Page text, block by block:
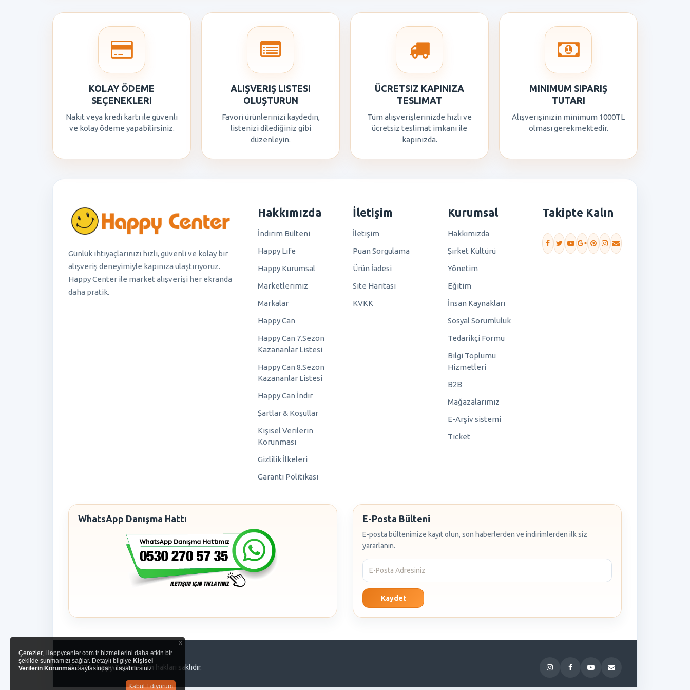
KOLAY ÖDEME
SEÇENEKLERI
Nakit veya kredi kartı ile güvenli
ve kolay ödeme yapabilirsiniz.
ALIŞVERIŞ LISTESI
OLUŞTURUN
Favori ürünlerinizi kaydedin,
listenizi dilediğiniz gibi
düzenleyin.
ÜCRETSIZ KAPINIZA
TESLIMAT
Tüm alışverişlerinizde hızlı ve
ücretsiz teslimat imkanı ile
kapınızda.
MINIMUM SIPARIŞ
TUTARI
Alışverişinizin minimum 1000TL
olması gerekmektedir.
Günlük ihtiyaçlarınızı hızlı, güvenli ve kolay bir
alışveriş deneyimiyle kapınıza ulaştırıyoruz.
Happy Center ile market alışverişi her ekranda
daha pratik.
Hakkımızda
İndirim Bülteni
Happy Life
Happy Kurumsal
Marketlerimiz
Markalar
Happy Can
Happy Can 7.Sezon
Kazananlar Listesi
Happy Can 8.Sezon
Kazananlar Listesi
Happy Can İndir
Şartlar & Koşullar
Kişisel Verilerin
Korunması
Gizlilik İlkeleri
Garanti Politikası
İletişim
İletişim
Puan Sorgulama
Ürün İadesi
Site Haritası
KVKK
Kurumsal
Hakkımızda
Şirket Kültürü
Yönetim
Eğitim
İnsan Kaynakları
Sosyal Sorumluluk
Tedarikçi Formu
Bilgi Toplumu
Hizmetleri
B2B
Mağazalarımız
E-Arşiv sistemi
Ticket
Takipte Kalın
WhatsApp Danışma Hattı E-Posta Bülteni
E-posta bültenimize kayıt olun, son haberlerden ve indirimlerden ilk siz
yararlanın.
Kaydet
© 2026 Happy Center. Tüm hakları saklıdır.
x
Çerezler, Happycenter.com.tr hizmetlerini daha etkin bir
şekilde sunmamızı sağlar. Detaylı bilgiye Kişisel
Verilerin Korunmasısayfasından ulaşabilirsiniz.
Kabul Ediyorum